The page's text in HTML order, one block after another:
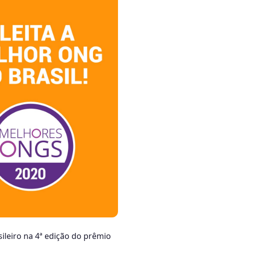
na 4ª edição do prêmio